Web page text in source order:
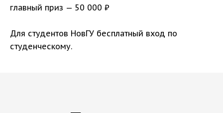
главный приз — 50 000 ₽
Для студентов НовГУ бесплатный вход по
студенческому.